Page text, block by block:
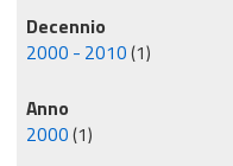
Decennio
2000 - 2010(1)
Anno
2000(1)